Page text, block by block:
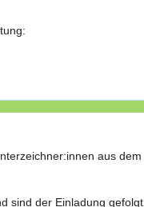
aus dem
sind der Einladung gefolgt.